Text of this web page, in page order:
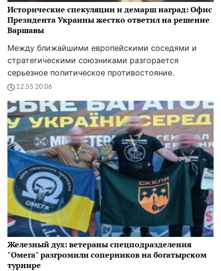
Исторические спекуляции и демарш наград: Офис
Президента Украины жестко ответил на решение
Варшавы
Между ближайшими европейскими соседями и
стратегическими союзниками разгорается
серьезное политическое противостояние.
12:55 20.06
Железный дух: ветераны спецподразделения
"Омега" разгромили соперников на богатырском
турнире